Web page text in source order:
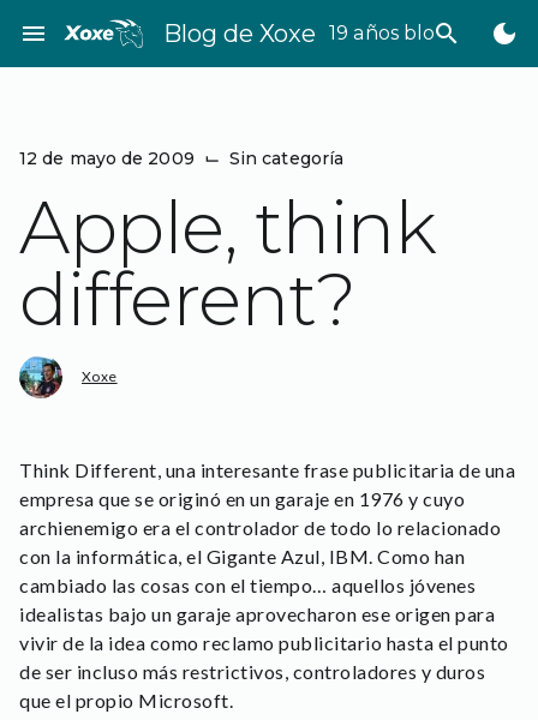
contenido
menu Blog de Xoxe 19 años bloggeando
search dark_mode
12 de mayo de 2009 ⌙ Sin categoría
Apple, think
different?
Xoxe
Think Different, una interesante frase publicitaria de una
empresa que se originó en un garaje en 1976 y cuyo
archienemigo era el controlador de todo lo relacionado
con la informática, el Gigante Azul, IBM. Como han
cambiado las cosas con el tiempo… aquellos jóvenes
idealistas bajo un garaje aprovecharon ese origen para
vivir de la idea como reclamo publicitario hasta el punto
de ser incluso más restrictivos, controladores y duros
que el propio Microsoft.